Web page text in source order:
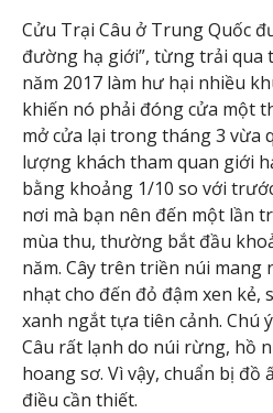
Cửu Trại Câu ở Trung Quốc
đường hạ giới”, từng trải qua
năm 2017 làm hư hại nhiều
khiến nó phải đóng cửa một
mở cửa lại trong tháng 3 vừa
lượng khách tham quan giới
bằng khoảng 1/10 so với
nơi mà bạn nên đến một lần
mùa thu, thường bắt đầu
năm. Cây trên triền núi mang
nhạt cho đến đỏ đậm xen kẻ,
xanh ngắt tựa tiên cảnh. Chú
Câu rất lạnh do núi rừng, hồ
hoang sơ. Vì vậy, chuẩn bị đồ
điều cần thiết.